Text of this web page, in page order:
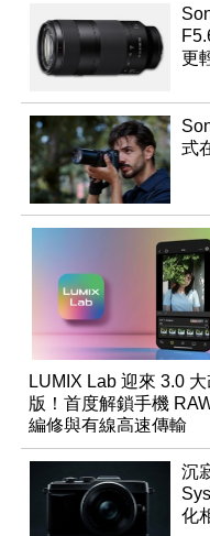
更
式
LUMIX Lab 迎來 3.0 大
版！首度解鎖手機
編修與有線高速傳輸
沉
化